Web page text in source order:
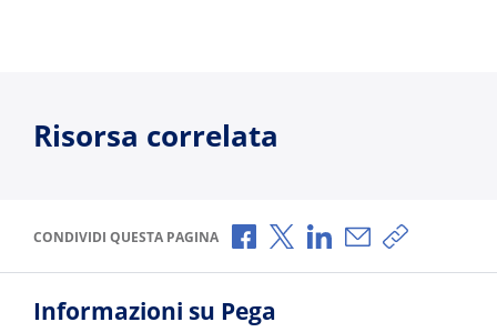
Risorsa correlata
CONDIVIDI QUESTA PAGINA Condividi via Facebook
Condividi via X
Condividi via
Condividi via e-
Copia link
Informazioni su Pega